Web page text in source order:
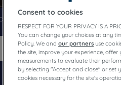
Navigate forward to
Consent to cookies
RESPECT FOR YOUR PRIVACY IS A
You can change your choices at any
Policy. We and our partners use
the site, improve your experience,
measurements to evaluate their
by selecting "Accept and close" or set
cookies necessary for the site's